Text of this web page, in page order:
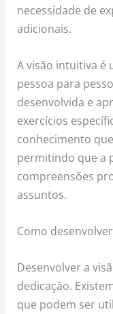
necessidade de
adicionais.
A visão intuitiva é
pessoa para
desenvolvida e
exercícios
conhecimento
permitindo que a
compreensões
assuntos.
Como
Desenvolver a
dedicação.
que podem ser